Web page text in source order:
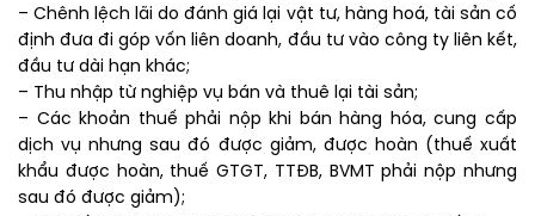
– Chênh lệch lãi do đánh giá lại vật tư, hàng hoá, tài sản cố
định đưa đi góp vốn liên doanh, đầu tư vào công ty liên kết,
đầu tư dài hạn khác;
– Thu nhập từ nghiệp vụ bán và thuê lại tài sản;
– Các khoản thuế phải nộp khi bán hàng hóa, cung cấp
dịch vụ nhưng sau đó được giảm, được hoàn (thuế xuất
khẩu được hoàn, thuế GTGT, TTĐB, BVMT phải nộp nhưng
sau đó được giảm);